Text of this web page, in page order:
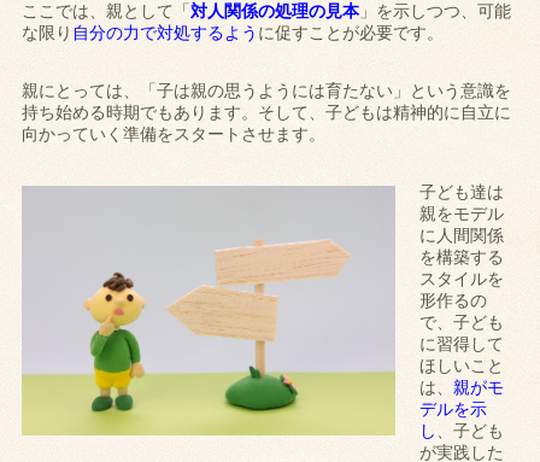
ここでは、親として「対人関係の処理の見本」を示しつつ、可能
な限り 自分の力で対処するよう に促すことが必要です。
親にとっては、「子は親の思うようには育たない」という意識を
持ち始める時期でもあります。そして、子どもは精神的に自立に
向かっていく準備をスタートさせます。
子ども達は
親をモデル
に人間関係
を構築する
スタイルを
形作るの
で、子ども
に習得して
ほしいこと
は、親がモ
デルを示
し、子ども
が実践した